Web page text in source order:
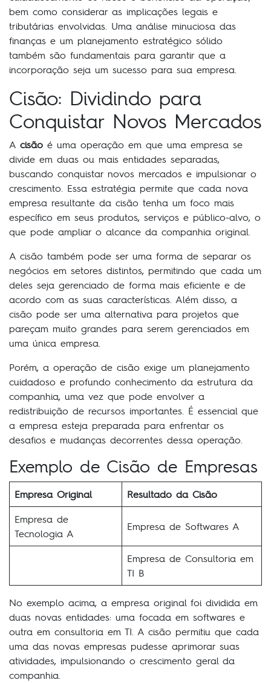
bem como considerar as implicações legais e
tributárias envolvidas. Uma análise minuciosa das
finanças e um planejamento estratégico sólido
também são fundamentais para garantir que a
incorporação seja um sucesso para sua empresa.
Cisão: Dividindo para
Conquistar Novos Mercados
A cisão é uma operação em que uma empresa se
divide em duas ou mais entidades separadas,
buscando conquistar novos mercados e impulsionar o
crescimento. Essa estratégia permite que cada nova
empresa resultante da cisão tenha um foco mais
específico em seus produtos, serviços e público-alvo, o
que pode ampliar o alcance da companhia original.
A cisão também pode ser uma forma de separar os
negócios em setores distintos, permitindo que cada um
deles seja gerenciado de forma mais eficiente e de
acordo com as suas características. Além disso, a
cisão pode ser uma alternativa para projetos que
pareçam muito grandes para serem gerenciados em
uma única empresa.
Porém, a operação de cisão exige um planejamento
cuidadoso e profundo conhecimento da estrutura da
companhia, uma vez que pode envolver a
redistribuição de recursos importantes. É essencial que
a empresa esteja preparada para enfrentar os
desafios e mudanças decorrentes dessa operação.
Exemplo de Cisão de Empresas
Empresa Original
Resultado da Cisão
Empresa de
Tecnologia A
Empresa de Softwares A
Empresa de Consultoria em
TI B
No exemplo acima, a empresa original foi dividida em
duas novas entidades: uma focada em softwares e
outra em consultoria em TI. A cisão permitiu que cada
uma das novas empresas pudesse aprimorar suas
atividades, impulsionando o crescimento geral da
companhia.